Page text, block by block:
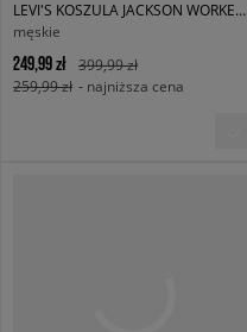
LEVI'S KOSZULA JACKSON WORKER DARK INDIGO - WORN IN
męskie
249,99 zł
399,99 zł
259,99 zł - najniższa cena